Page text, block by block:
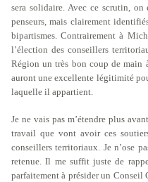
sera solidaire. Avec ce scrutin,
penseurs, mais clairement
bipartismes. Contrairement à
l’élection des conseillers
Région un très bon coup de main
auront une excellente légitimité
laquelle il appartient.
Je ne vais pas m’étendre plus
travail que vont avoir ces
conseillers territoriaux. Je n’ose
retenue. Il me suffit juste de
parfaitement à présider un